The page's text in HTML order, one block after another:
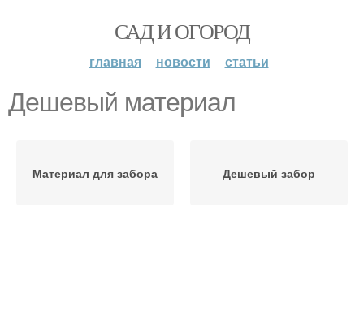
САД И ОГОРОД
главная новости статьи
Дешевый материал
Материал для забора Дешевый забор